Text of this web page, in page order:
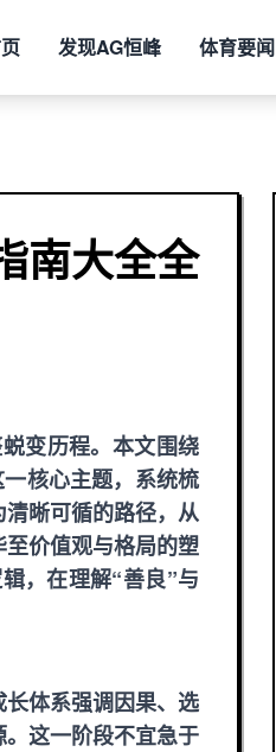
发现AG恒峰 体育要闻
南大全全
变历程。本文围绕
核心主题，系统梳
晰可循的路径，从
价值观与格局的塑
，在理解“善良”与
体系强调因果、选
这一阶段不宜急于